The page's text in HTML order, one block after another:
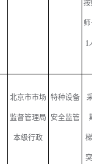
1
北京市市场
监督管理局
本级行政
特种设备
安全监管